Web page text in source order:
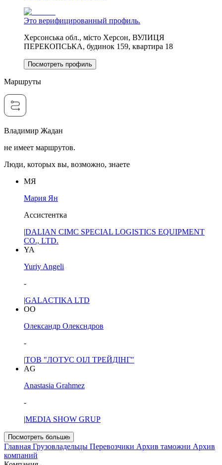
Это верифицированный профиль.
Херсонська обл., місто Херсон, ВУЛИЦЯ
ПЕРЕКОПСЬКА, будинок 159, квартира 18
Посмотреть профиль
Маршруты
Владимир Жадан
не имеет маршрутов.
Люди, которых вы, возможно, знаете
МЯ
Мария Ян
Ассистентка
|DALIAN CIMC SPECIAL LOGISTICS EQUIPMENT
CO., LTD.
YA
Yuriy Angeli
-
|GALACTIKA LTD
ОО
Олександр Олексндров
-
|ТОВ "ЛОТУС ОІЛ ТРЕЙДІНГ"
AG
Anastasia Grahmez
-
|MEDIA SHOW GRUP
Посмотреть больше
Главная Грузовладельцы Перевозчики Архив таможни Архив
компаний